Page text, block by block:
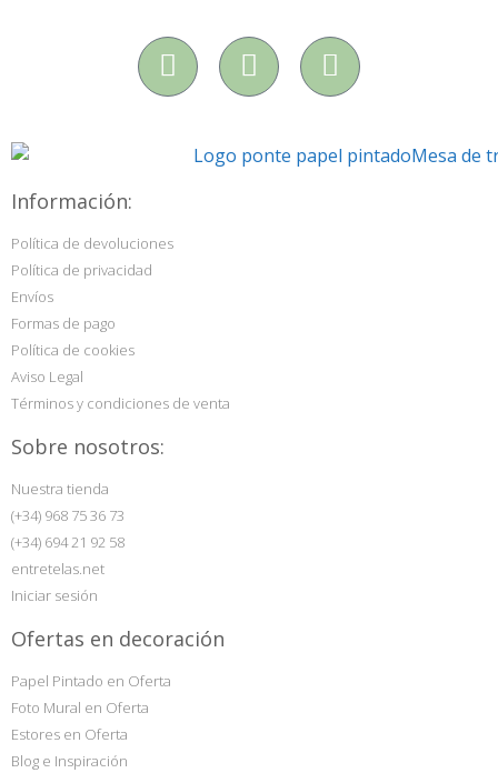
Información:
Política de devoluciones
Política de privacidad
Envíos
Formas de pago
Política de cookies
Aviso Legal
Términos y condiciones de venta
Sobre nosotros:
Nuestra tienda
(+34) 968 75 36 73
(+34) 694 21 92 58
entretelas.net
Iniciar sesión
Ofertas en decoración
Papel Pintado en Oferta
Foto Mural en Oferta
Estores en Oferta
Blog e Inspiración